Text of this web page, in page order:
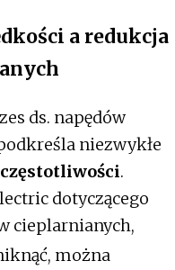
a redukcja
ds. napędów
niezwykłe
.
dotyczącego
cieplarnianych,
można